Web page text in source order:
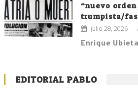
“nuevo orden
trumpista/
julio 28, 2026
Enrique
EDITORIAL PABLO